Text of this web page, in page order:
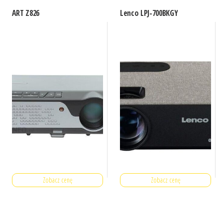
ART Z826
Zobacz cenę
Lenco LPJ-700BKGY
Zobacz cenę